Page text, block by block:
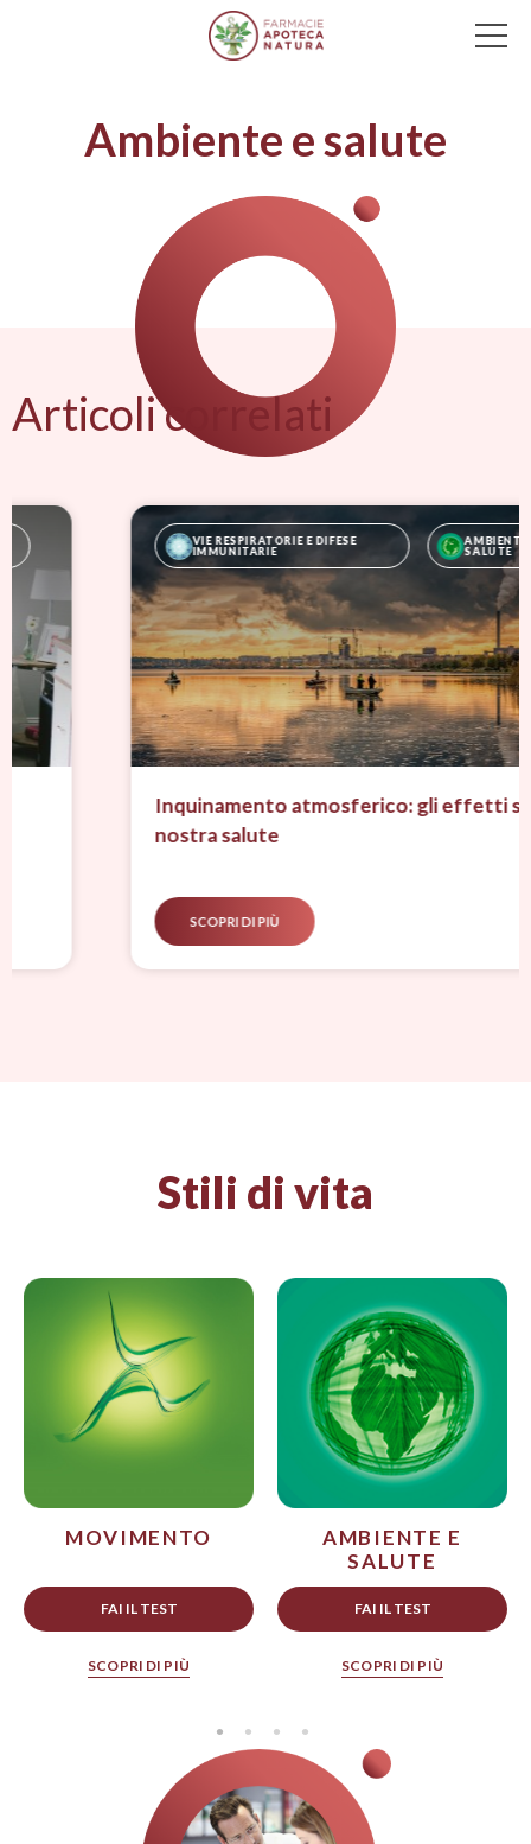
Main Navigation
Ambiente e salute
Articoli correlati
VIE RESPIRATORIE E DIFESE
IMMUNITARIE
AMBIENTE E
Inquinamento atmosferico: gli effetti sulla
nostra salute
SCOPRI DI PIÙ
Stili di vita
MOVIMENTO
FAI IL TEST
SCOPRI DI PIÙ
AMBIENTE E
SALUTE
FAI IL TEST
SCOPRI DI PIÙ